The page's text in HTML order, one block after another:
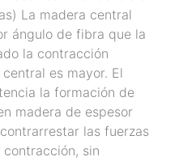
La madera central
ángulo de fibra que la
la contracción
es mayor. El
la formación de
madera de espesor
las fuerzas
sin